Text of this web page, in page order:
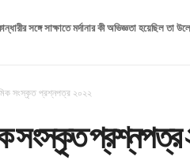
সাক্ষাতে মর্দানার কী অভিজ্ঞতা হয়েছিল তা উল্লেখ করো ।
সংস্কৃত প্রশ্নপত্র ২০২২
সংস্কৃত